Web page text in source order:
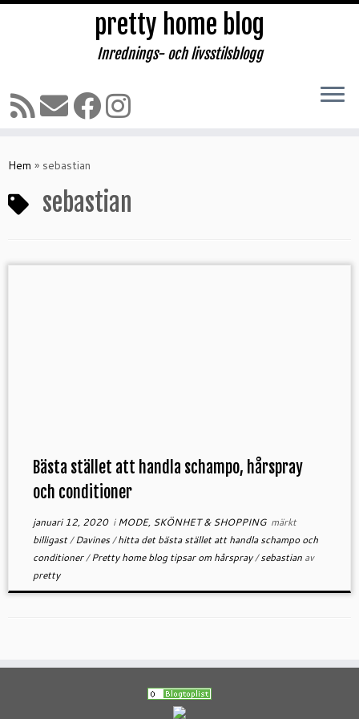
till
pretty home blog
Inrednings- och livsstilsblogg
Hem » sebastian
sebastian
Bästa stället att handla schampo, hårspray
och conditioner
januari 12, 2020iMODE, SKÖNHET & SHOPPING märkt
billigast/Davines/hitta det bästa stället att handla schampo och
conditioner/Pretty home blog tipsar om hårspray/sebastian av
pretty